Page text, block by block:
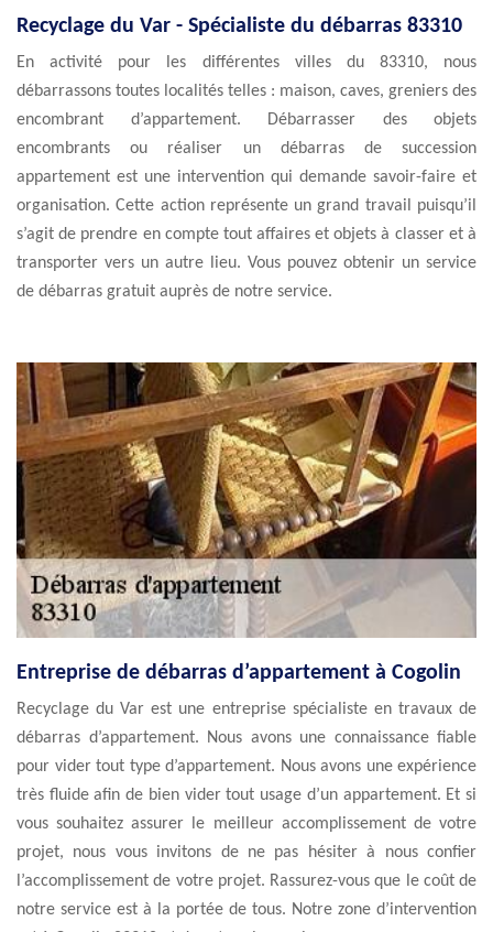
Recyclage du Var - Spécialiste du débarras 83310
En activité pour les différentes villes du 83310, nous
débarrassons toutes localités telles : maison, caves, greniers des
encombrant d’appartement. Débarrasser des objets
encombrants ou réaliser un débarras de succession
appartement est une intervention qui demande savoir-faire et
organisation. Cette action représente un grand travail puisqu’il
s’agit de prendre en compte tout affaires et objets à classer et à
transporter vers un autre lieu. Vous pouvez obtenir un service
de débarras gratuit auprès de notre service.
Entreprise de débarras d’appartement à Cogolin
Recyclage du Var est une entreprise spécialiste en travaux de
débarras d’appartement. Nous avons une connaissance fiable
pour vider tout type d’appartement. Nous avons une expérience
très fluide afin de bien vider tout usage d’un appartement. Et si
vous souhaitez assurer le meilleur accomplissement de votre
projet, nous vous invitons de ne pas hésiter à nous confier
l’accomplissement de votre projet. Rassurez-vous que le coût de
notre service est à la portée de tous. Notre zone d’intervention